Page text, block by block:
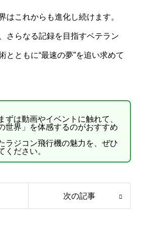
はこれからも進化し続けます。
さらなる記録を目指すベテラン
とともに“最速の夢”を追い求めて
ずは動画やイベントに触れて、
世界」を体感するのがおすすめ
ラジコン飛行機の魅力を、ぜひ
ください。
次の記事